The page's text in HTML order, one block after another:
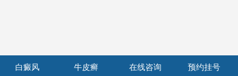
白癜风 牛皮癣 在线咨询 预约挂号